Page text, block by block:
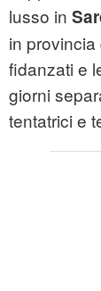
lusso in
in
fidanzati e
giorni
tentatrici e